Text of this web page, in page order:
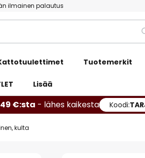
ilmainen palautus
Tuotemerkit
Lisää
€:sta - lähes kaikesta Koodi:
kulta